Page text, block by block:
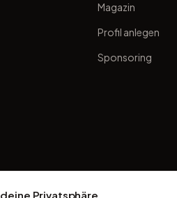
Magazin
Profil anlegen
Sponsoring
Privatsphäre